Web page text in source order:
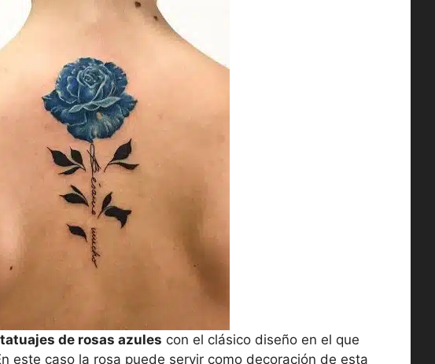
tatuajes de rosas azules con el clásico diseño en el que
este caso la rosa puede servir como decoración de esta